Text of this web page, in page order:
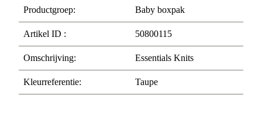
Productgroep: Baby boxpak
Artikel ID : 50800115
Omschrijving: Essentials Knits
Kleurreferentie: Taupe